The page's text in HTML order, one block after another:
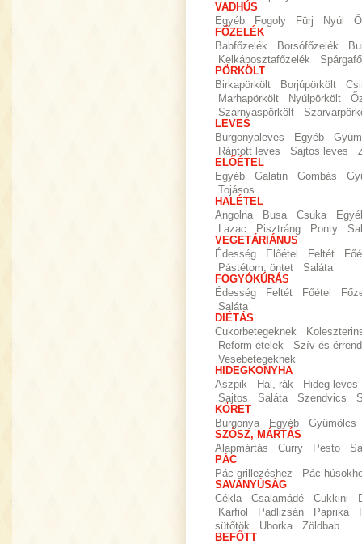
VADHÚS
Egyéb
Fogoly Fürj Nyúl
FŐZELÉK
Babfőzelék
Borsófőzelék
Kelkáposztafőzelék
PÖRKÖLT
Birkapörkölt
Borjúpörkölt
Marhapörkölt
Nyúlpörkölt
Szárnyaspörkölt
LEVES
Burgonyaleves
Egyéb
Rántott leves
Sajtos leves
ELŐÉTEL
Egyéb
Galatin Gombás
Tojásos
HALÉTEL
Angolna
Busa Csuka
Lazac
Pisztráng Ponty
VEGETÁRIÁNUS
Édesség
Előétel Feltét
Pástétom, öntet
Saláta
FOGYÓKÚRÁS
Édesség
Feltét Főétel
Saláta
DIÉTÁS
Cukorbetegeknek
Reform ételek
Szív és
Vesebetegeknek
HIDEGKONYHA
Aszpik
Hal, rák
Hideg leves
Sajtos
Saláta Szendvics
KÖRET
Burgonya
Egyéb
Gyümölcs
SZÓSZ, MÁRTÁS
Alapmártás
Curry Pesto
PÁC
Pác grillezéshez
Pác
SAVANYÚSÁG
Cékla
Csalamádé Cukkini
Karfiol
Padlizsán Paprika
sütőtök
Uborka
Zöldbab
BEFŐTT